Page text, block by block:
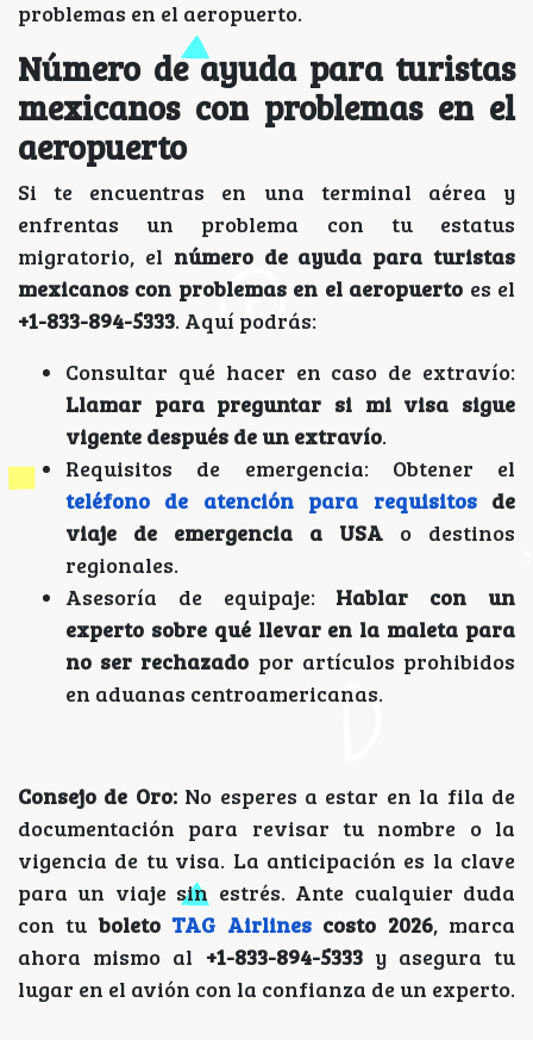
problemas en el aeropuerto.
Número de ayuda para turistas
mexicanos con problemas en el
aeropuerto
Si te encuentras en una terminal aérea y
enfrentas un problema con tu estatus
migratorio, el número de ayuda para turistas
mexicanos con problemas en el aeropuerto es el
+1-833-894-5333. Aquí podrás:
Consultar qué hacer en caso de extravío:
Llamar para preguntar si mi visa sigue
vigente después de un extravío.
Requisitos de emergencia: Obtener el
teléfono de atención para requisitosde
viaje de emergencia a USA o destinos
regionales.
Asesoría de equipaje: Hablar con un
experto sobre qué llevar en la maleta para
no ser rechazado por artículos prohibidos
en aduanas centroamericanas.
Consejo de Oro:No esperes a estar en la fila de
documentación para revisar tu nombre o la
vigencia de tu visa. La anticipación es la clave
para un viaje sin estrés. Ante cualquier duda
con tu boleto TAG Airlines costo 2026, marca
ahora mismo al +1-833-894-5333y asegura tu
lugar en el avión con la confianza de un experto.